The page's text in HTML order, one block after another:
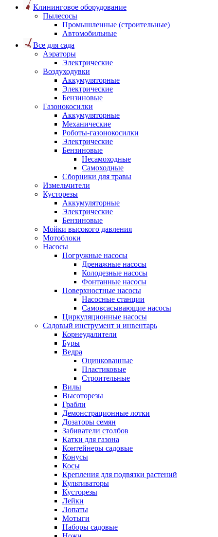
Клининговое оборудование
Пылесосы
Промышленные (строительные)
Автомобильные
Все для сада
Аэраторы
Электрические
Воздуходувки
Аккумуляторные
Электрические
Бензиновые
Газонокосилки
Аккумуляторные
Механические
Роботы-газонокосилки
Электрические
Бензиновые
Несамоходные
Самоходные
Сборники для травы
Измельчители
Кусторезы
Аккумуляторные
Электрические
Бензиновые
Мойки высокого давления
Мотоблоки
Насосы
Погружные насосы
Дренажные насосы
Колодезные насосы
Фонтанные насосы
Поверхностные насосы
Насосные станции
Самовсасывающие насосы
Циркуляционные насосы
Садовый инструмент и инвентарь
Корнеудалители
Буры
Ведра
Оцинкованные
Пластиковые
Строительные
Вилы
Высоторезы
Грабли
Демонстрационные лотки
Дозаторы семян
Забиватели столбов
Катки для газона
Контейнеры садовые
Конусы
Косы
Крепления для подвязки растений
Культиваторы
Кусторезы
Лейки
Лопаты
Мотыги
Наборы садовые